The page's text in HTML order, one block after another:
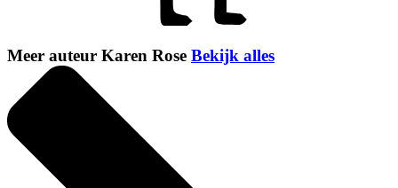
Meer auteur Karen Rose Bekijk alles